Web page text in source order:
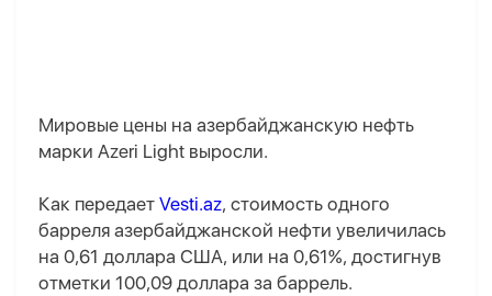
Мировые цены на азербайджанскую нефть
марки Azeri Light выросли.
Как передает Vesti.az, стоимость одного
барреля азербайджанской нефти увеличилась
на 0,61 доллара США, или на 0,61%, достигнув
отметки 100,09 доллара за баррель.